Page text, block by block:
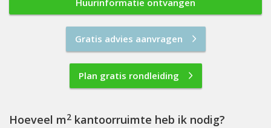
Huurinformatie ontvangen
Gratis advies aanvragen
Plan gratis rondleiding
Hoeveel m2 kantoorruimte heb ik nodig?